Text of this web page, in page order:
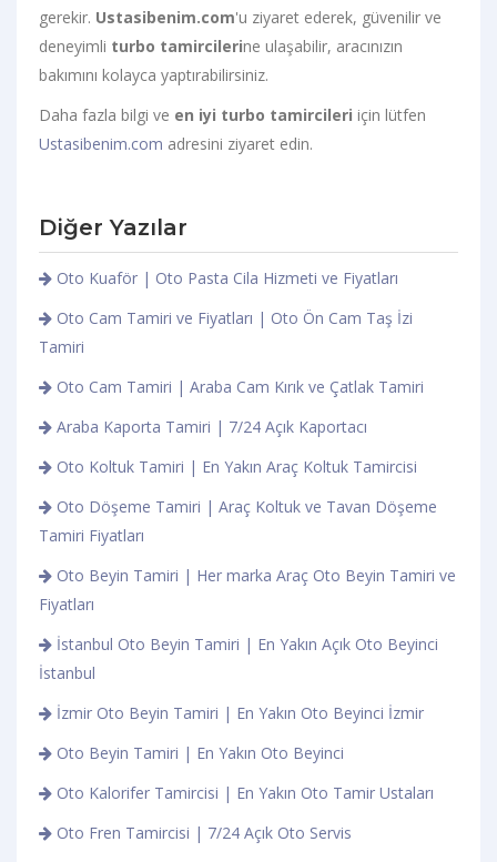
gerekir. Ustasibenim.com'u ziyaret ederek, güvenilir ve
deneyimli turbo tamircilerine ulaşabilir, aracınızın
bakımını kolayca yaptırabilirsiniz.
Daha fazla bilgi ve en iyi turbo tamircileri için lütfen
Ustasibenim.com adresini ziyaret edin.
Diğer Yazılar
Oto Kuaför | Oto Pasta Cila Hizmeti ve Fiyatları
Oto Cam Tamiri ve Fiyatları | Oto Ön Cam Taş İzi
Tamiri
Oto Cam Tamiri | Araba Cam Kırık ve Çatlak Tamiri
Araba Kaporta Tamiri | 7/24 Açık Kaportacı
Oto Koltuk Tamiri | En Yakın Araç Koltuk Tamircisi
Oto Döşeme Tamiri | Araç Koltuk ve Tavan Döşeme
Tamiri Fiyatları
Oto Beyin Tamiri | Her marka Araç Oto Beyin Tamiri ve
Fiyatları
İstanbul Oto Beyin Tamiri | En Yakın Açık Oto Beyinci
İstanbul
İzmir Oto Beyin Tamiri | En Yakın Oto Beyinci İzmir
Oto Beyin Tamiri | En Yakın Oto Beyinci
Oto Kalorifer Tamircisi | En Yakın Oto Tamir Ustaları
Oto Fren Tamircisi | 7/24 Açık Oto Servis